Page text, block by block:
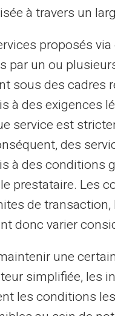
de rentrée
déterminant pour
Cette aide versée...
21/10/2025 Veritas
éviter
agios représentent les
Ces intérêts
9 10
à travers un
proposés
par un ou
sous des cadres
à des exigences
service est
des
à des conditions
prestataire. Les
de
donc varier
une
simplifiée, les
les conditions